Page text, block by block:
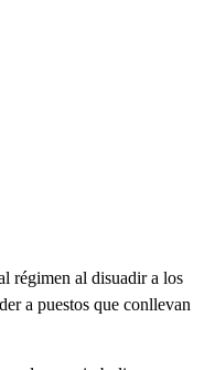
régimen al disuadir a los
a puestos que conllevan